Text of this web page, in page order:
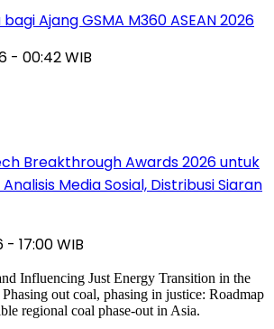
Ajang GSMA M360 ASEAN 2026
- 00:42 WIB
Breakthrough Awards 2026 untuk
Media Sosial, Distribusi Siaran
- 17:00 WIB